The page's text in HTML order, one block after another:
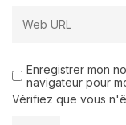
Enregistrer mon
navigateur pour
Vérifiez que vous